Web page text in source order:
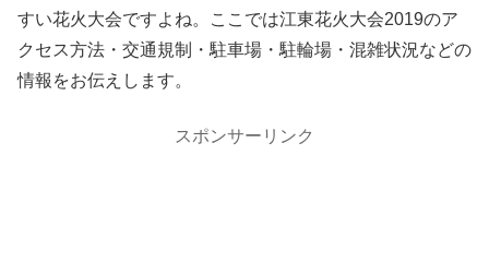
すい花火大会ですよね。ここでは江東花火大会2019のア
クセス方法・交通規制・駐車場・駐輪場・混雑状況などの
情報をお伝えします。
スポンサーリンク